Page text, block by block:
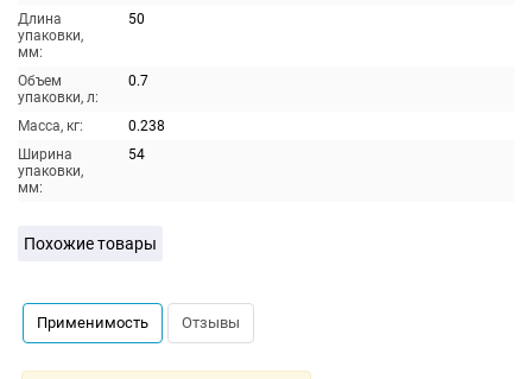
Длина
упаковки,
мм:
50
Объем
упаковки, л:
0.7
Масса, кг:
0.238
Ширина
упаковки,
мм:
54
Похожие товары
Применимость Отзывы